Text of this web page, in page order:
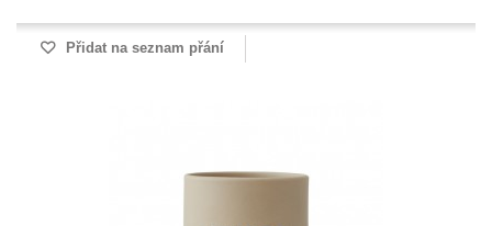
Přidat na seznam přání